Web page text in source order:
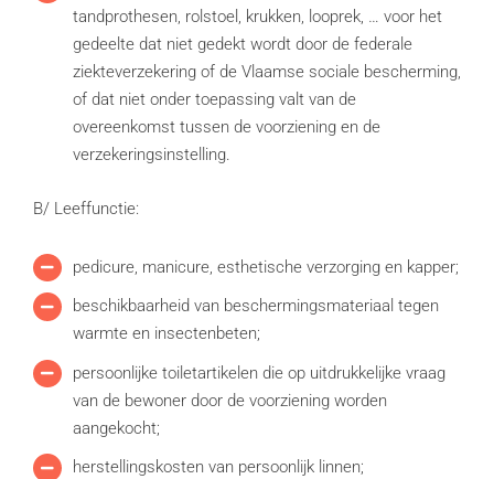
tandprothesen, rolstoel, krukken, looprek, … voor het
gedeelte dat niet gedekt wordt door de federale
ziekteverzekering of de Vlaamse sociale bescherming,
of dat niet onder toepassing valt van de
overeenkomst tussen de voorziening en de
verzekeringsinstelling.
B/ Leeffunctie:
pedicure, manicure, esthetische verzorging en kapper;
beschikbaarheid van beschermingsmateriaal tegen
warmte en insectenbeten;
persoonlijke toiletartikelen die op uitdrukkelijke vraag
van de bewoner door de voorziening worden
aangekocht;
herstellingskosten van persoonlijk linnen;